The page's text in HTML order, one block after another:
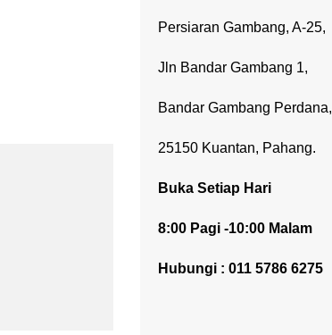
Persiaran Gambang, A-25,
Jln Bandar Gambang 1,
Bandar Gambang Perdana,
25150 Kuantan, Pahang.
Buka Setiap Hari
8:00 Pagi -10:00 Malam
Hubungi : 011 5786 6275